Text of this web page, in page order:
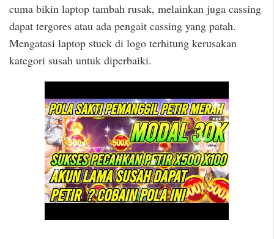
cuma bikin laptop tambah rusak, melainkan juga cassing
dapat tergores atau ada pengait cassing yang patah.
Mengatasi laptop stuck di logo terhitung kerusakan
kategori susah untuk diperbaiki.